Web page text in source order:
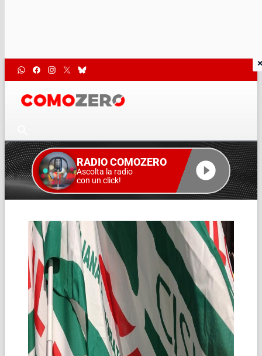
RADIO COMOZERO
Ascolta la radio
con un click!